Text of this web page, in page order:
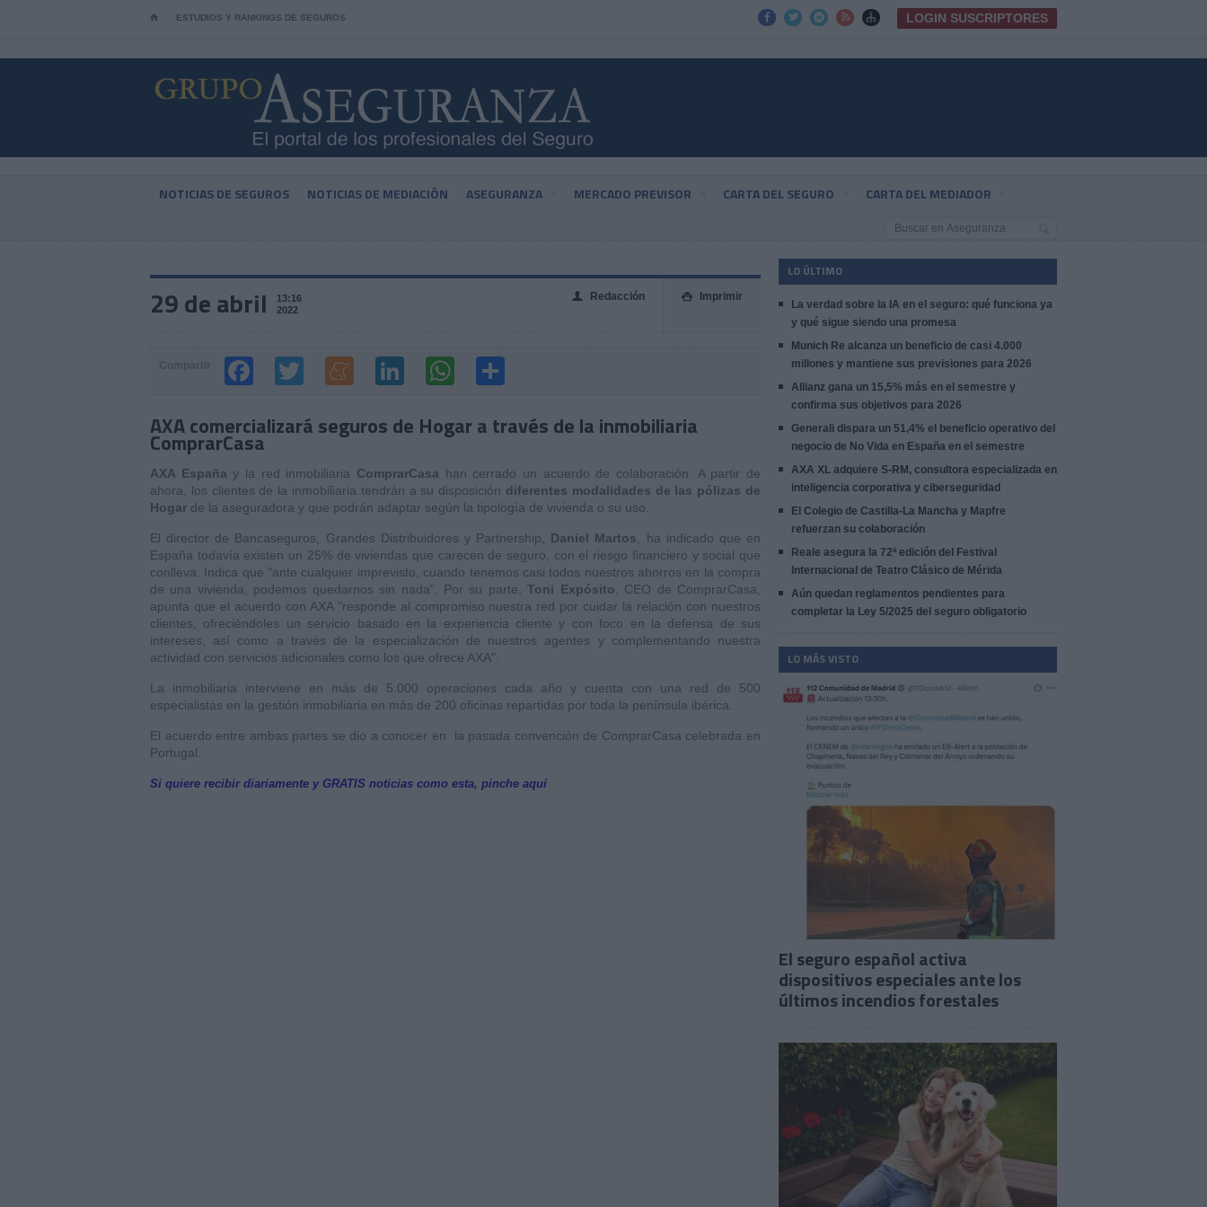
⌂ ESTUDIOS Y RANKINGS DE SEGUROS      LOGIN SUSCRIPTORES
NOTICIAS DE SEGUROS NOTICIAS DE MEDIACIÓN ASEGURANZA MERCADO PREVISOR CARTA DEL SEGURO CARTA DEL MEDIADOR
29 de abril
13:16
2022
 Imprimir
👤 Redacción
AXA comercializará seguros de Hogar a través de la inmobiliaria
ComprarCasa
AXA España y la red inmobiliaria ComprarCasa han cerrado un acuerdo de colaboración. A partir de
ahora, los clientes de la inmobiliaria tendrán a su disposición diferentes modalidades de las pólizas de
Hogar de la aseguradora y que podrán adaptar según la tipología de vivienda o su uso.
El director de Bancaseguros, Grandes Distribuidores y Partnership, Daniel Martos , ha indicado que en
España todavía existen un 25% de viviendas que carecen de seguro, con el riesgo financiero y social que
conlleva. Indica que "ante cualquier imprevisto, cuando tenemos casi todos nuestros ahorros en la compra
de una vivienda, podemos quedarnos sin nada". Por su parte,Toni Expósito , CEO de ComprarCasa,
apunta que el acuerdo con AXA "responde al compromiso nuestra red por cuidar la relación con nuestros
clientes, ofreciéndoles un servicio basado en la experiencia cliente y con foco en la defensa de sus
intereses, así como a través de la especialización de nuestros agentes y complementando nuestra
actividad con servicios adicionales como los que ofrece AXA".
La inmobiliaria interviene en más de 5.000 operaciones cada año y cuenta con una red de 500
especialistas en la gestión inmobiliaria en más de 200 oficinas repartidas por toda la península ibérica.
El acuerdo entre ambas partes se dio a conocer en la pasada convención de ComprarCasa celebrada en
Portugal.
Si quiere recibir diariamente y GRATIS noticias como esta, pinche aquí
LO ÚLTIMO
La verdad sobre la IA en el seguro: qué funciona ya
y qué sigue siendo una promesa
Munich Re alcanza un beneficio de casi 4.000
millones y mantiene sus previsiones para 2026
Allianz gana un 15,5% más en el semestre y
confirma sus objetivos para 2026
Generali dispara un 51,4% el beneficio operativo del
negocio de No Vida en España en el semestre
AXA XL adquiere S-RM, consultora especializada en
inteligencia corporativa y ciberseguridad
El Colegio de Castilla-La Mancha y Mapfre
refuerzan su colaboración
Reale asegura la 72ª edición del Festival
Internacional de Teatro Clásico de Mérida
Aún quedan reglamentos pendientes para
completar la Ley 5/2025 del seguro obligatorio
LO MÁS VISTO
El seguro español activa
dispositivos especiales ante los
últimos incendios forestales